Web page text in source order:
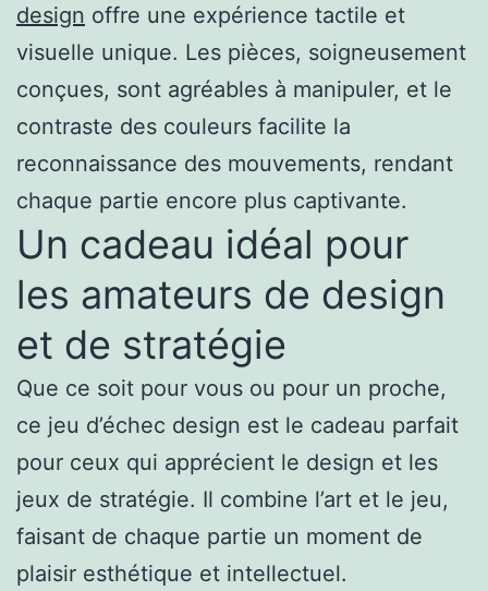
design offre une expérience tactile et
visuelle unique. Les pièces, soigneusement
conçues, sont agréables à manipuler, et le
contraste des couleurs facilite la
reconnaissance des mouvements, rendant
chaque partie encore plus captivante.
Un cadeau idéal pour
les amateurs de design
et de stratégie
Que ce soit pour vous ou pour un proche,
ce jeu d’échec design est le cadeau parfait
pour ceux qui apprécient le design et les
jeux de stratégie. Il combine l’art et le jeu,
faisant de chaque partie un moment de
plaisir esthétique et intellectuel.